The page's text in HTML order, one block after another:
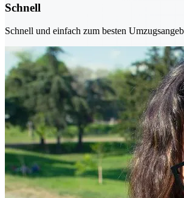
Schnell
Schnell und einfach zum besten